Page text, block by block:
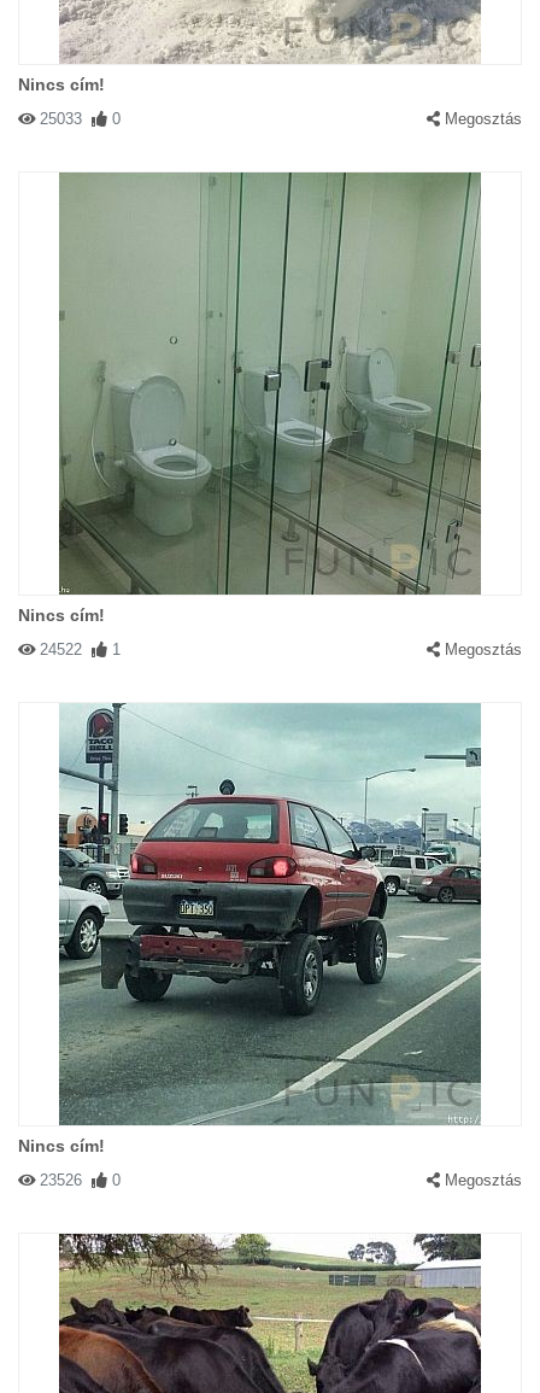
Nincs cím!
25033 0 Megosztás
Nincs cím!
24522 1 Megosztás
Nincs cím!
23526 0 Megosztás